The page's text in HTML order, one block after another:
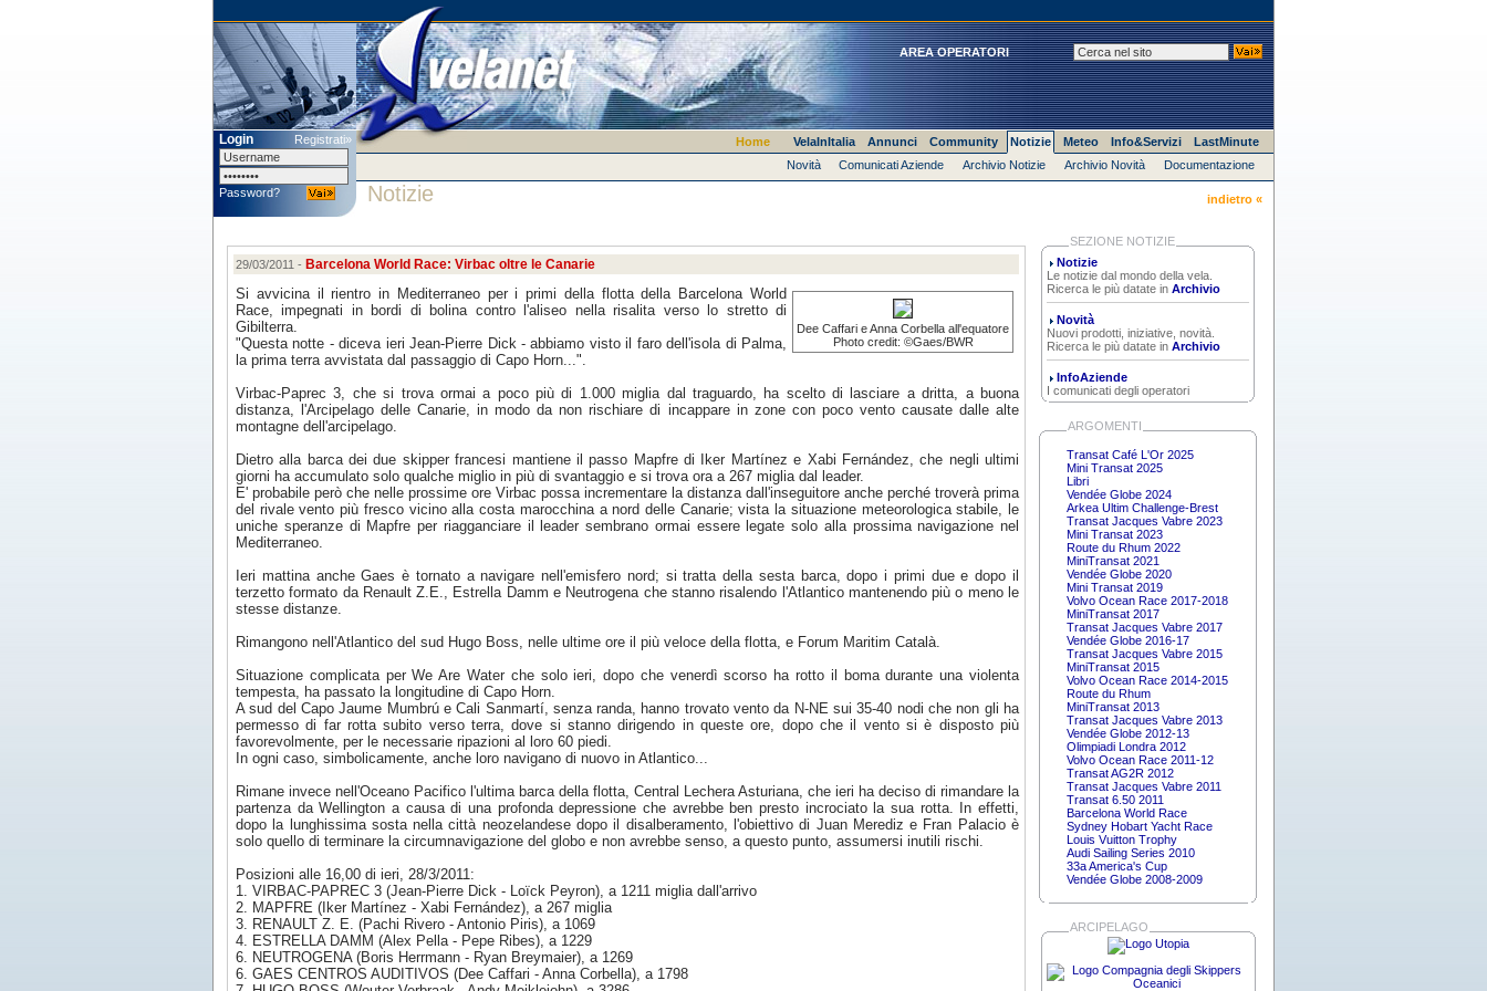
AREA OPERATORI
Login Registrati»
Password?
Home VelaInItalia Annunci Community Notizie Meteo Info&Servizi
LastMinute
Novità
Comunicati Aziende Archivio Notizie Archivio Novità Documentazione
indietro «
Notizie
29/03/2011 - Barcelona World Race: Virbac oltre le Canarie
Dee Caffari e Anna Corbella all'equatore
Photo credit: ©Gaes/BWR
Si avvicina il rientro in Mediterraneo per i primi della flotta della Barcelona World
Race, impegnati in bordi di bolina contro l'aliseo nella risalita verso lo stretto di
Gibilterra.
"Questa notte - diceva ieri Jean-Pierre Dick - abbiamo visto il faro dell'isola di Palma,
la prima terra avvistata dal passaggio di Capo Horn...".
Virbac-Paprec 3, che si trova ormai a poco più di 1.000 miglia dal traguardo, ha scelto di lasciare a dritta, a buona
distanza, l'Arcipelago delle Canarie, in modo da non rischiare di incappare in zone con poco vento causate dalle alte
montagne dell'arcipelago.
Dietro alla barca dei due skipper francesi mantiene il passo Mapfre di Iker Martínez e Xabi Fernández, che negli ultimi
giorni ha accumulato solo qualche miglio in più di svantaggio e si trova ora a 267 miglia dal leader.
E' probabile però che nelle prossime ore Virbac possa incrementare la distanza dall'inseguitore anche perché troverà prima
del rivale vento più fresco vicino alla costa marocchina a nord delle Canarie; vista la situazione meteorologica stabile, le
uniche speranze di Mapfre per riagganciare il leader sembrano ormai essere legate solo alla prossima navigazione nel
Mediterraneo.
Ieri mattina anche Gaes è tornato a navigare nell'emisfero nord; si tratta della sesta barca, dopo i primi due e dopo il
terzetto formato da Renault Z.E., Estrella Damm e Neutrogena che stanno risalendo l'Atlantico mantenendo più o meno le
stesse distanze.
Rimangono nell'Atlantico del sud Hugo Boss, nelle ultime ore il più veloce della flotta, e Forum Maritim Català.
Situazione complicata per We Are Water che solo ieri, dopo che venerdì scorso ha rotto il boma durante una violenta
tempesta, ha passato la longitudine di Capo Horn.
A sud del Capo Jaume Mumbrú e Cali Sanmartí, senza randa, hanno trovato vento da N-NE sui 35-40 nodi che non gli ha
permesso di far rotta subito verso terra, dove si stanno dirigendo in queste ore, dopo che il vento si è disposto più
favorevolmente, per le necessarie ripazioni al loro 60 piedi.
In ogni caso, simbolicamente, anche loro navigano di nuovo in Atlantico...
Rimane invece nell'Oceano Pacifico l'ultima barca della flotta, Central Lechera Asturiana, che ieri ha deciso di rimandare la
partenza da Wellington a causa di una profonda depressione che avrebbe ben presto incrociato la sua rotta. In effetti,
dopo la lunghissima sosta nella città neozelandese dopo il disalberamento, l'obiettivo di Juan Merediz e Fran Palacio è
solo quello di terminare la circumnavigazione del globo e non avrebbe senso, a questo punto, assumersi inutili rischi.
Posizioni alle 16,00 di ieri, 28/3/2011:
1. VIRBAC-PAPREC 3 (Jean-Pierre Dick - Loïck Peyron), a 1211 miglia dall'arrivo
2. MAPFRE (Iker Martínez - Xabi Fernández), a 267 miglia
3. RENAULT Z. E. (Pachi Rivero - Antonio Piris), a 1069
4. ESTRELLA DAMM (Alex Pella - Pepe Ribes), a 1229
6. NEUTROGENA (Boris Herrmann - Ryan Breymaier), a 1269
6. GAES CENTROS AUDITIVOS (Dee Caffari - Anna Corbella), a 1798
SEZIONE NOTIZIE
Notizie
Le notizie dal mondo della vela.
Ricerca le più datate in Archivio
Novità
Nuovi prodotti, iniziative, novità.
Ricerca le più datate in Archivio
InfoAziende
I comunicati degli operatori
ARGOMENTI
Transat Café L'Or 2025
Mini Transat 2025
Libri
Vendée Globe 2024
Arkea Ultim Challenge-Brest
Transat Jacques Vabre 2023
Mini Transat 2023
Route du Rhum 2022
MiniTransat 2021
Vendée Globe 2020
Mini Transat 2019
Volvo Ocean Race 2017-2018
MiniTransat 2017
Transat Jacques Vabre 2017
Vendée Globe 2016-17
Transat Jacques Vabre 2015
MiniTransat 2015
Volvo Ocean Race 2014-2015
Route du Rhum
MiniTransat 2013
Transat Jacques Vabre 2013
Vendée Globe 2012-13
Olimpiadi Londra 2012
Volvo Ocean Race 2011-12
Transat AG2R 2012
Transat Jacques Vabre 2011
Transat 6.50 2011
Barcelona World Race
Sydney Hobart Yacht Race
Louis Vuitton Trophy
Audi Sailing Series 2010
33a America's Cup
Vendée Globe 2008-2009
ARCIPELAGO